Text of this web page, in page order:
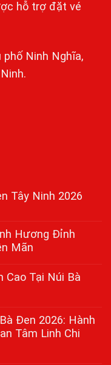
hỗ trợ đặt vé
phố Ninh Nghĩa,
Tây Ninh 2026
Hương Đỉnh
Mãn
Cao Tại Núi Bà
Đen 2026: Hành
Tâm Linh Chi